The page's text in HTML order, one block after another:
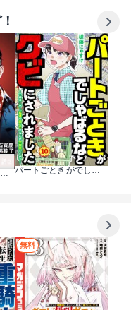
パートごときがでしゃばるなとクビにされました～このスーパー、私達で回してましたが大丈夫ですか？～【単話】
無料